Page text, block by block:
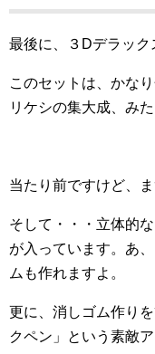
最後に、３Dデラック
このセットは、かな
リケシの集大成、み
当たり前ですけど、
そして・・・立体的
が入っています。あ
ムも作れますよ。
更に、消しゴム作り
クペン」という素敵ア